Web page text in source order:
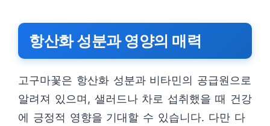
항산화 성분과 영양의 매력
고구마꽃은 항산화 성분과 비타민의 공급원으로
알려져 있으며, 샐러드나 차로 섭취했을 때 건강
에 긍정적 영향을 기대할 수 있습니다. 다만 다